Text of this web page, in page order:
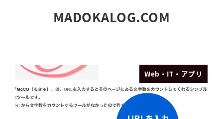
MADOKALOG.COM
Web・IT・アプリ